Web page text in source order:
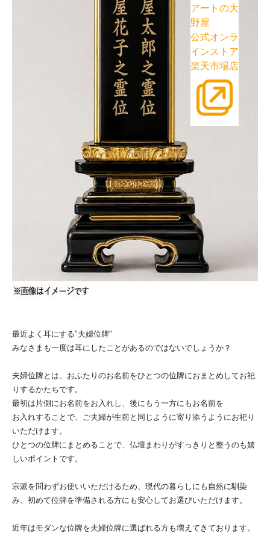
アートの大
野屋
公式オンラ
インストア
楽天市場店
最近よく耳にする"夫婦位牌"
みなさまも一度は耳にしたことがあるのではないでしょうか？
夫婦位牌とは、おふたりのお名前をひとつの位牌におまとめしてお祀
りするかたちです。
最初は片側にお名前をお入れし、後にもう一方にもお名前を
お入れすることで、ご夫婦が生前と同じように寄り添うようにお祀り
いただけます。
ひとつの位牌にまとめることで、仏壇まわりがすっきりと整うのも嬉
しいポイントです。
宗派を問わずお使いいただけるため、現代の暮らしにも自然に馴染
み、初めて位牌を準備される方にも安心してお選びいただけます。
近年はモダンな位牌を夫婦位牌に選ばれる方も増えてきております。